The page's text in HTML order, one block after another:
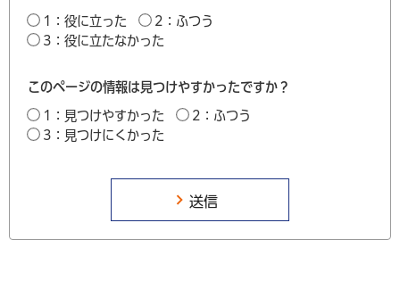
1：役に立った
2：ふつう
3：役に立たなかった
このページの情報は見つけやすかったですか？
1：見つけやすかった
2：ふつう
3：見つけにくかった